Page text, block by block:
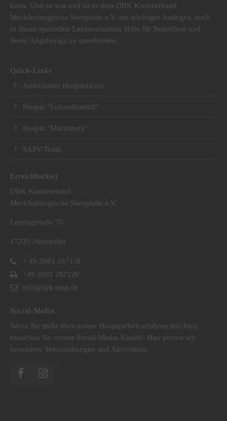
kann. Und so war und ist es dem DRK Kreisverband
Mecklenburgische Seenplatte e.V. ein wichtiges Anliegen, auch
in dieser speziellen Lebenssituation Hilfe für Betroffene und
deren Angehörige zu unterbreiten.
Quick-Links
Ambulanter Hospizdienst
Hospiz "Luisendomizil"
Hospiz "Müritzpark"
SAPV-Team
Erreichbarkeit
DRK Kreisverband
Mecklenburgische Seenplatte e.V.
Lessingstraße 70
17235 Neustrelitz
+ 49 3981 2871-0
+49 3981 287120
info@drk-msp.de
Social-Media
Wenn Sie mehr über unsere Hospizarbeit erfahren möchten,
besuchen Sie unsere Social-Media-Kanäle. Hier posten wir
besondere Veranstaltungen und Aktivitäten.